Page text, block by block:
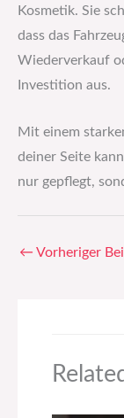
Kosmetik. Sie
dass das
Wiederverkauf
Investition aus.
Mit einem
deiner Seite
nur gepflegt,
← Vorheriger